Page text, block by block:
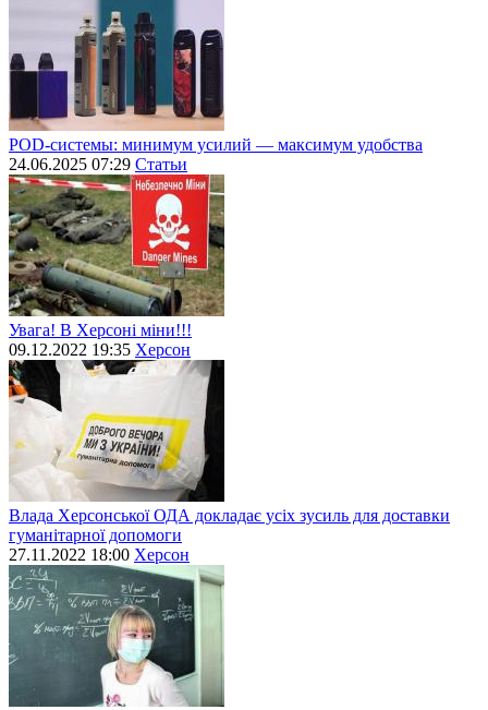
POD-системы: минимум усилий — максимум удобства
24.06.2025 07:29 Статьи
Увага! В Херсоні міни!!!
09.12.2022 19:35 Херсон
Влада Херсонської ОДА докладає усіх зусиль для доставки
гуманітарної допомоги
27.11.2022 18:00 Херсон